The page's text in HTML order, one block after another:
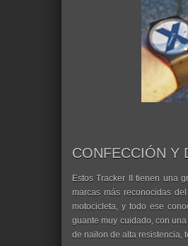
CONFECCIÓN Y
Estos Tracker II tienen una
marcas más reconocidas
motocicleta, y todo ese
guante muy cuidado, con
de nailon de alta resistencia,